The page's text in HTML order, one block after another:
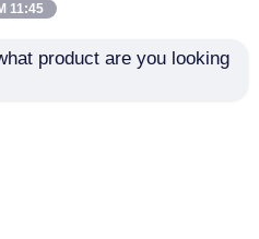
11:45 AM
product are you looking